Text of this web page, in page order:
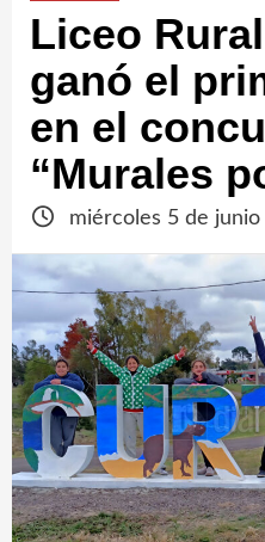
Liceo
ganó el
en el
“Murales
miércoles 5 de